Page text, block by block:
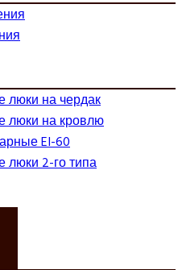
на чердак
люки на кровлю
EI-60
2-го типа